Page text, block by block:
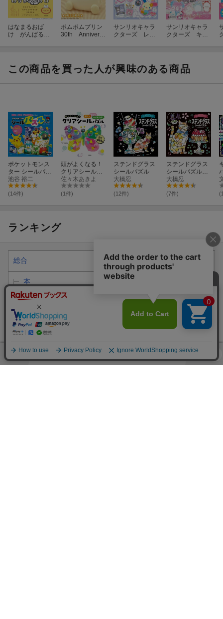
はなまるおば
け がんばるあ
ポムポムプリン
30th Annivers
サンリオキャラ
クターズ レト
サンリオキャラ
クターズ キラ
この商品を買った人が興味のある商品
ポケットモンス
ター シールパズ
ルブック
池谷 裕二
(14件)
頭がよくなる！
クリアシールパ
ズル
佐々木あきよ
(1件)
ステンドグラス
シールパズル
大橋忍
(12件)
ステンドグラス
シールパズル
猫と季節の花々
大橋忍
(7件)
ランキング
総合
本
ホビー・スポーツ・美術
囲碁・将棋・クイズ